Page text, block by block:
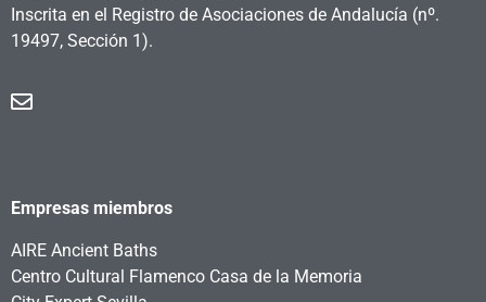
Inscrita en el Registro de Asociaciones de Andalucía (nº.
19497, Sección 1).
Empresas miembros
AIRE Ancient Baths
Centro Cultural Flamenco Casa de la Memoria